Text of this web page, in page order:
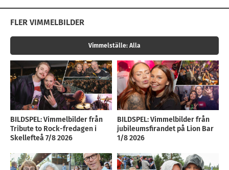
FLER VIMMELBILDER
Vimmelställe: Alla
BILDSPEL: Vimmelbilder från
Tribute to Rock-fredagen i
Skellefteå 7/8 2026
BILDSPEL: Vimmelbilder från
jubileumsfirandet på Lion Bar
1/8 2026